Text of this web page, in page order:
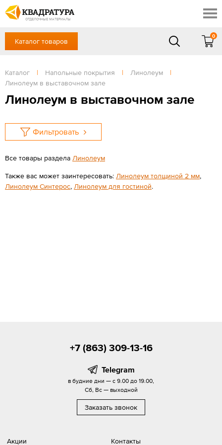
ОТДЕЛОЧНЫЕ МАТЕРИАЛЫ
Скидки
Акции
Готовые решения
Доставка и оплата
Отзывы
+7 (863) 309-13-16
Сб, Вс — выходной
ЗАКАЗАТЬ ЗВОНОК
Вход / Регистрация
Каталог товаров
0
Каталог | Напольные покрытия | Линолеум
|
Линолеум в выставочном зале
Линолеум в выставочном зале
Фильтровать
Все товары раздела Линолеум
Также вас может заинтересовать: Линолеум толщиной 2 мм,
Линолеум Cинтерос, Линолеум для гостиной.
Акции Контакты
+7 (863) 309-13-16
Telegram
в будние дни — с 9.00 до 19.00,
Сб, Вс — выходной
Заказать звонок